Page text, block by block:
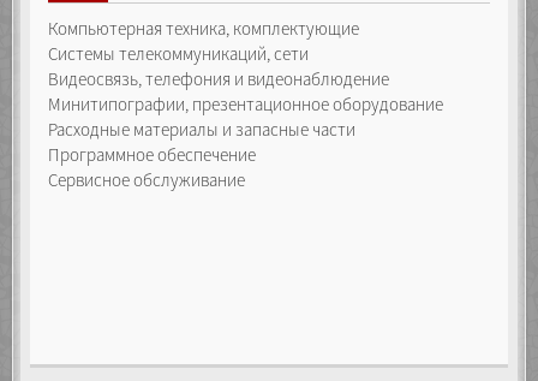
Компьютерная техника, комплектующие
Системы телекоммуникаций, сети
Видеосвязь, телефония и видеонаблюдение
Минитипографии, презентационное оборудование
Расходные материалы и запасные части
Программное обеспечение
Сервисное обслуживание